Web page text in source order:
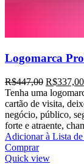
Logomarca
R$447,00 R$337,00
Tenha uma
cartão de visita,
negócio, público,
forte e atraente,
Adicionar à Lista
Comprar
Quick view